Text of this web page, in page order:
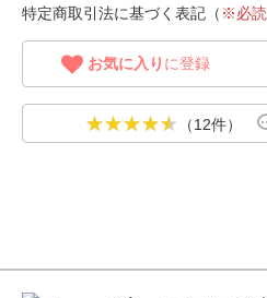
特定商取引法に基づく表記（ ※必読
お気に入り に登録
（12件）